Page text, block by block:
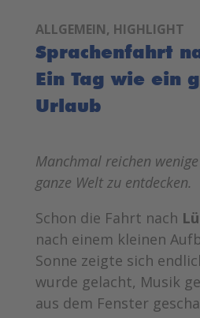
ALLGEMEIN, HIGHLIGHT
Sprachenfahrt
Ein Tag wie ein
Urlaub
Manchmal reichen
ganze Welt zu entdecken.
Schon die Fahrt nach
nach einem kleinen
Sonne zeigte sich
wurde gelacht, Musik
aus dem Fenster